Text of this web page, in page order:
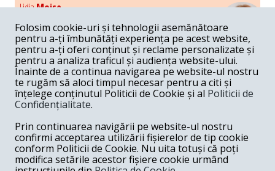
LidiaMoise
Costurile economice ale haosului politic
Opinii / Economia nu poate rezista cu retorica falsă a
susținerii intereselor poporului, care, de fapt, ascunde
obsesia menținerii privilegiilor și a averilor unor caste.
Melania Cincea
Noi puseuri de xenofobie din partea românilor
„neaoși”
Periodic, în spațiul public sunt voci care lansează
mesaje xenofobe la adresa câte unui politician care deranjează un
anumit grup politico-mediatic, într-un anumit moment.
ArmandGosu
Unirea cu Moldova: modele istorice
Folosim cookie-uri și tehnologii asemănătoare
pentru a-ți îmbunătăți experiența pe acest website,
pentru a-ți oferi conținut și reclame personalizate și
pentru a analiza traficul și audiența website-ului.
Înainte de a continua navigarea pe website-ul nostru
te rugăm să aloci timpul necesar pentru a citi și
înțelege conținutul Politicii de Cookie și al Politicii de
Confidențialitate.
Prin continuarea navigării pe website-ul nostru
confirmi acceptarea utilizării fișierelor de tip cookie
conform Politicii de Cookie. Nu uita totuși că poți
modifica setările acestor fișiere cookie urmând